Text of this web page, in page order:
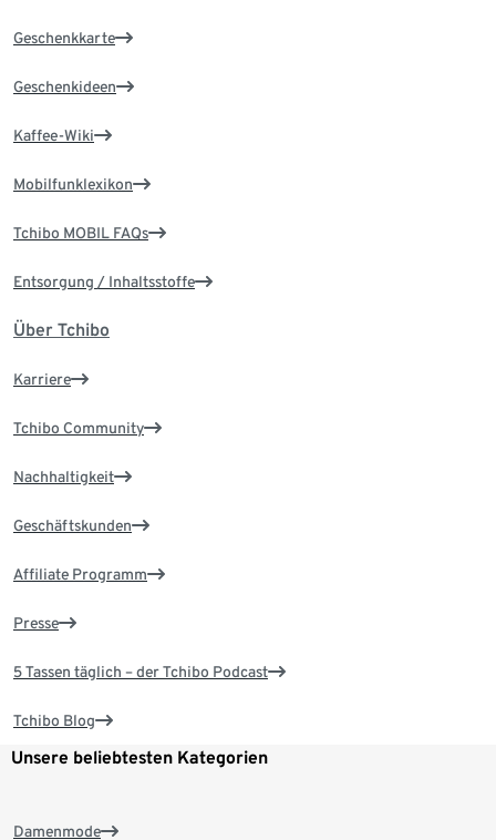
Geschenkkarte
Geschenkideen
Kaffee-Wiki
Mobilfunklexikon
Tchibo MOBIL FAQs
Entsorgung / Inhaltsstoffe
Über Tchibo
Karriere
Tchibo Community
Nachhaltigkeit
Geschäftskunden
Affiliate Programm
Presse
5 Tassen täglich – der Tchibo Podcast
Tchibo Blog
Unsere beliebtesten Kategorien
Damenmode